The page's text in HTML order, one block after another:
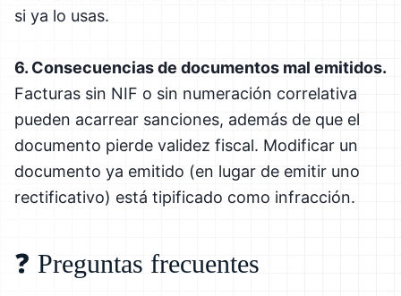
si ya lo usas.
6. Consecuencias de documentos mal emitidos.
Facturas sin NIF o sin numeración correlativa
pueden acarrear sanciones, además de que el
documento pierde validez fiscal. Modificar un
documento ya emitido (en lugar de emitir uno
rectificativo) está tipificado como infracción.
❓ Preguntas frecuentes